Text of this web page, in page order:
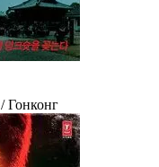
Гонконг